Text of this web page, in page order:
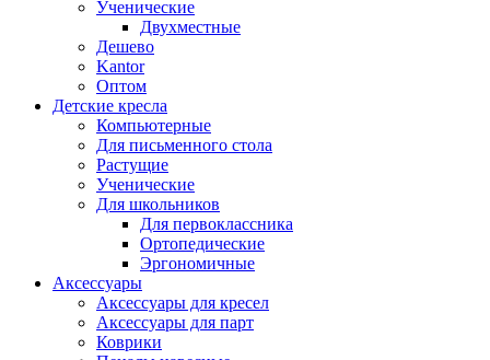
Ученические
Двухместные
Дешево
Kantor
Оптом
Детские кресла
Компьютерные
Для письменного стола
Растущие
Ученические
Для школьников
Для первоклассника
Ортопедические
Эргономичные
Аксессуары
Аксессуары для кресел
Аксессуары для парт
Коврики